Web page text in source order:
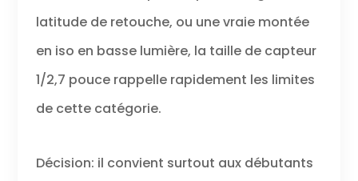
optique, pour
de créer des
images nettes et
précises.
latitude de retouche, ou une vraie montée
en iso en basse lumière, la taille de capteur
1/2,7 pouce rappelle rapidement les limites
de cette catégorie.
Décision: il convient surtout aux débutants